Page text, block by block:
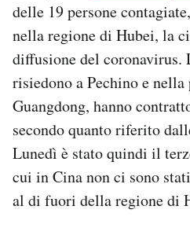
AREA PERSONALE
Area Personale
Newsletter
Notifiche mobile
Regala il Post
Hai bisogno di aiuto?
Esci
delle 19 persone
nella regione di Hubei, la
diffusione del coronavirus.
risiedono a Pechino e
Guangdong, hanno
secondo quanto riferito
Lunedì è stato quindi il
cui in Cina non ci sono
al di fuori della regione di